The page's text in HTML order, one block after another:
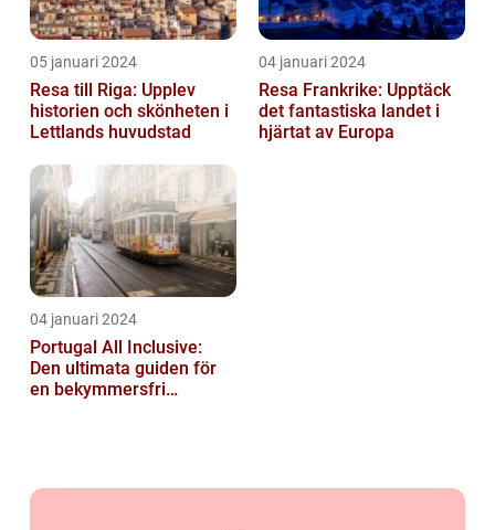
05 januari 2024
Resa till Riga: Upplev
historien och skönheten i
Lettlands huvudstad
04 januari 2024
Resa Frankrike: Upptäck
det fantastiska landet i
hjärtat av Europa
04 januari 2024
Portugal All Inclusive:
Den ultimata guiden för
en bekymmersfri